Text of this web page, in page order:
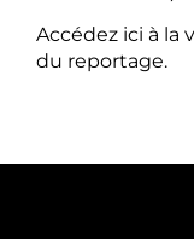
Accédez ici à la
du reportage.